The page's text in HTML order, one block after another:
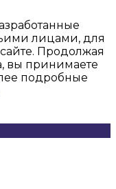
лицами, для
Продолжая
вы принимаете
подробные